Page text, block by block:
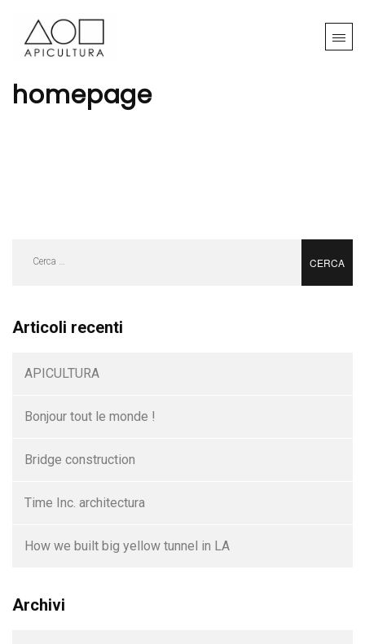
homepage
Articoli recenti
APICULTURA
Bonjour tout le monde !
Bridge construction
Time Inc. architectura
How we built big yellow tunnel in LA
Archivi